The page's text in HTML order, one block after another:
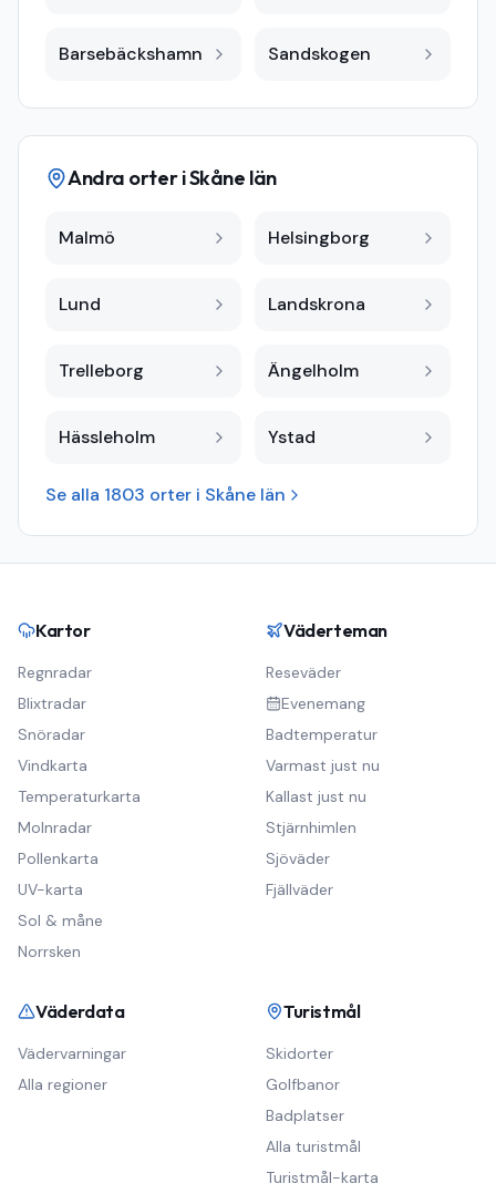
Barsebäckshamn Sandskogen
Andra orter iSkåne län
Malmö Helsingborg
Lund Landskrona
Trelleborg Ängelholm
Hässleholm Ystad
Se alla 1803 orter i Skåne län
Kartor
Regnradar
Blixtradar
Snöradar
Vindkarta
Temperaturkarta
Molnradar
Pollenkarta
UV-karta
Sol & måne
Norrsken
Väderteman
Reseväder
Evenemang
Badtemperatur
Varmast just nu
Kallast just nu
Stjärnhimlen
Sjöväder
Fjällväder
Väderdata
Vädervarningar
Alla regioner
Turistmål
Skidorter
Golfbanor
Badplatser
Alla turistmål
Turistmål-karta